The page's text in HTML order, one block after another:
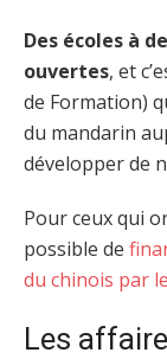
Des écoles à
ouvertes, et
de Formation)
du mandarin
développer de
Pour ceux qui
possible de
du chinois par
Les